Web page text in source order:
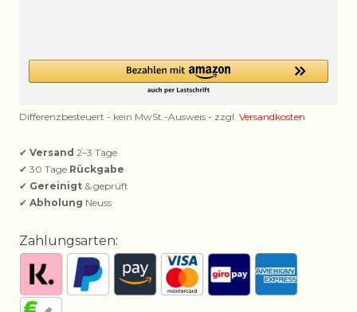
Differenzbesteuert - kein MwSt.-Ausweis - zzgl. Versandkosten
✔ Versand 2–3 Tage
✔ 30 Tage Rückgabe
✔ Gereinigt & geprüft
✔ Abholung Neuss
Zahlungsarten: